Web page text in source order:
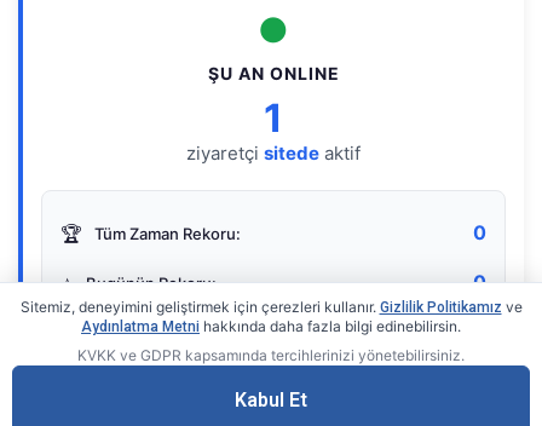
●
ŞU AN ONLINE
1
ziyaretçi sitede aktif
🏆 Tüm Zaman Rekoru: 0
⭐ Bugünün Rekoru: 0
Gerçek zamanlı sayaç
Sitemiz, deneyimini geliştirmek için çerezleri kullanır. Gizlilik Politikamız ve
Aydınlatma Metni hakkında daha fazla bilgi edinebilirsin.
KVKK ve GDPR kapsamında tercihlerinizi yönetebilirsiniz.
Kabul Et